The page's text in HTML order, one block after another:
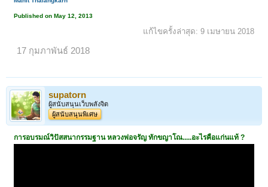
Published on May 12, 2013
แก้ไขครั้งล่าสุด: 9 เมษายน 2018
17 กุมภาพันธ์ 2018
supatorn
ผู้สนับสนุนเว็บพลังจิต
ผู้สนับสนุนพิเศษ
การอบรมณ์วิปัสสนากรรมฐาน หลวงพ่อจรัญ ทักขญาโณ.....อะไรคือแก่นแท้ ?